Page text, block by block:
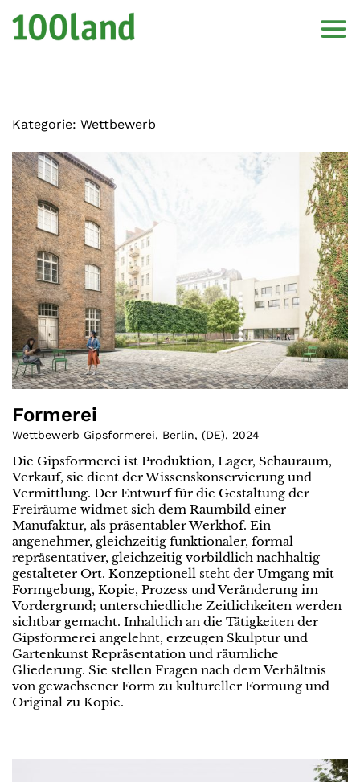
Kategorie: Wettbewerb
Formerei
Wettbewerb Gipsformerei, Berlin, (DE), 2024
Die Gipsformerei ist Produktion, Lager, Schauraum,
Verkauf, sie dient der Wissenskonservierung und
Vermittlung. Der Entwurf für die Gestaltung der
Freiräume widmet sich dem Raumbild einer
Manufaktur, als präsentabler Werkhof. Ein
angenehmer, gleichzeitig funktionaler, formal
repräsentativer, gleichzeitig vorbildlich nachhaltig
gestalteter Ort. Konzeptionell steht der Umgang mit
Formgebung, Kopie, Prozess und Veränderung im
Vordergrund; unterschiedliche Zeitlichkeiten werden
sichtbar gemacht. Inhaltlich an die Tätigkeiten der
Gipsformerei angelehnt, erzeugen Skulptur und
Gartenkunst Repräsentation und räumliche
Gliederung. Sie stellen Fragen nach dem Verhältnis
von gewachsener Form zu kultureller Formung und
Original zu Kopie.